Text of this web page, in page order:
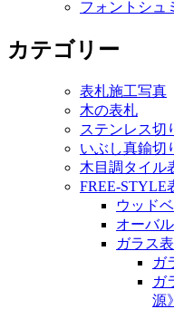
フォントシュ
カテゴリー
表札施工写真
木の表札
ステンレス切
いぶし真鍮切
木目調タイル
FREE-STYLE
ウッド
オーバ
ガラス
ガ
ガ
源》